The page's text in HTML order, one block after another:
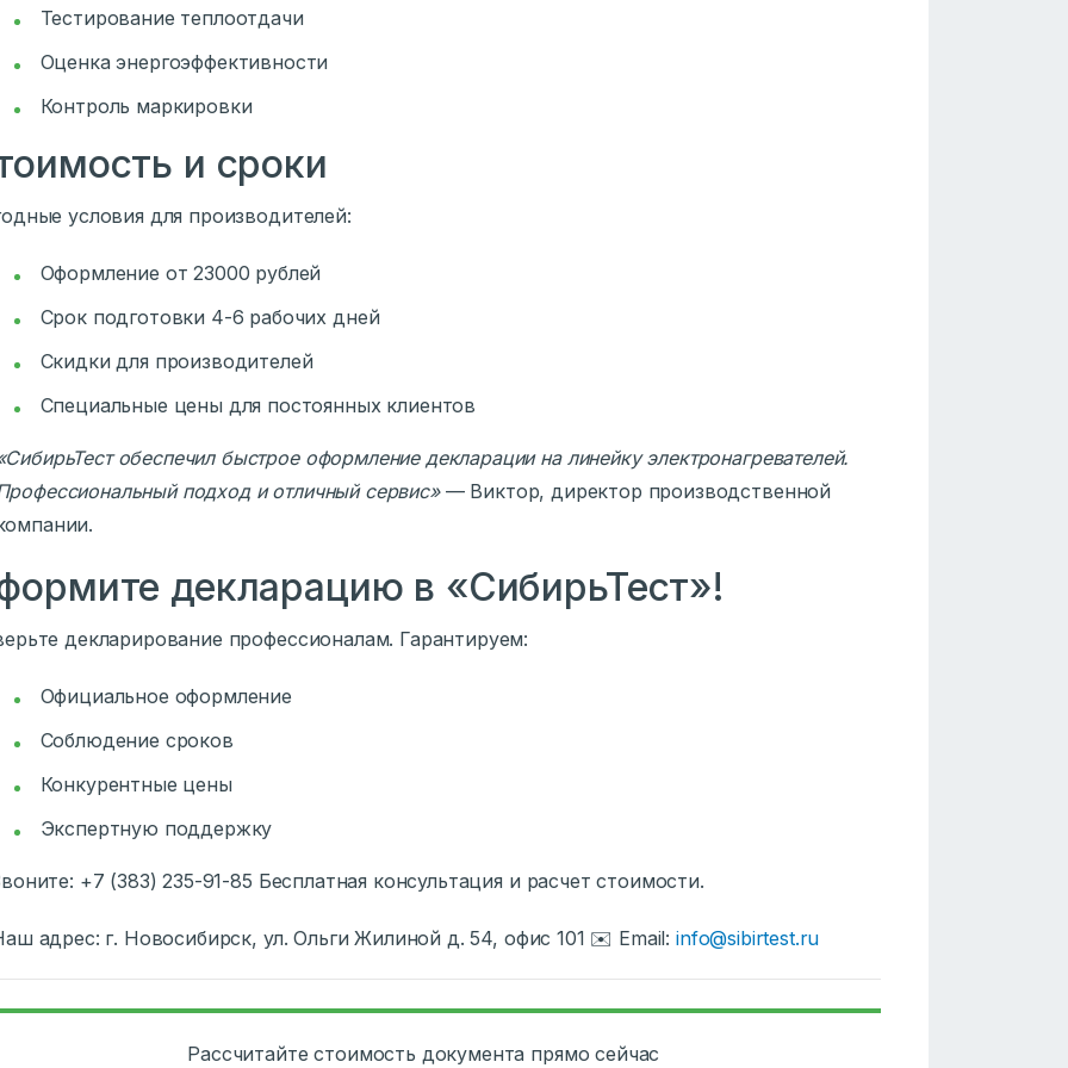
Тестирование теплоотдачи
Оценка энергоэффективности
Контроль маркировки
и сроки
условия для производителей:
Оформление от 23000 рублей
Срок подготовки 4-6 рабочих дней
Скидки для производителей
Специальные цены для постоянных клиентов
обеспечил быстрое оформление декларации на линейку электронагревателей.
подход и отличный сервис»— Виктор, директор производственной
декларацию в «СибирьТест»!
декларирование профессионалам. Гарантируем:
Официальное оформление
Соблюдение сроков
Конкурентные цены
Экспертную поддержку
+7 (383) 235-91-85 Бесплатная консультация и расчет стоимости.
адрес: г. Новосибирск, ул. Ольги Жилиной д. 54, офис 101 ✉️ Email: info@sibirtest.ru
Рассчитайте стоимость документа прямо сейчас